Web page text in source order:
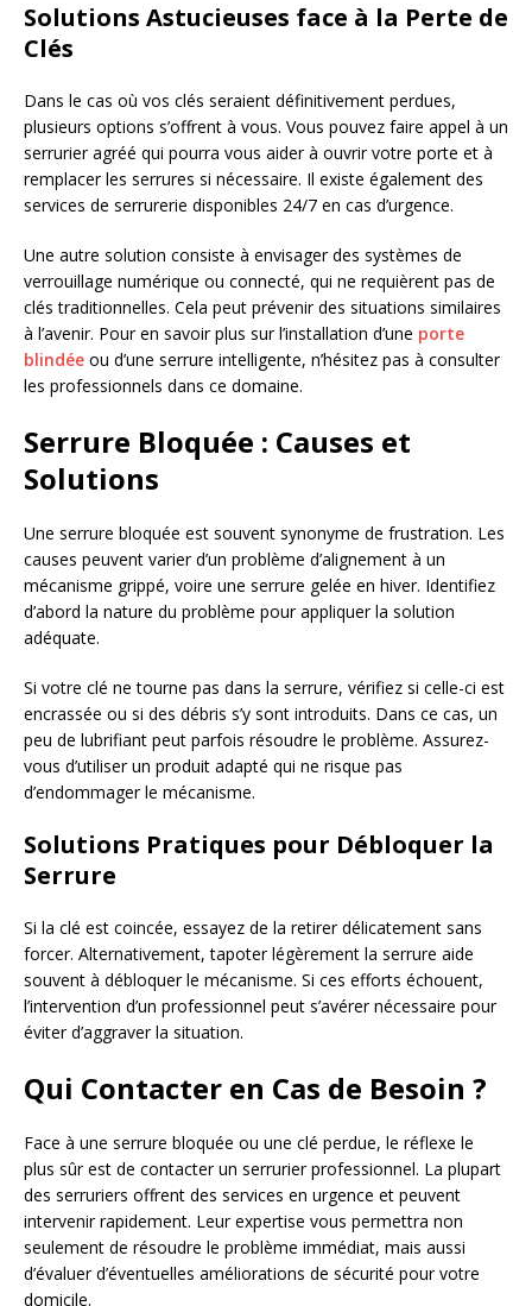
Solutions Astucieuses face à la Perte de
Clés
Dans le cas où vos clés seraient définitivement perdues,
plusieurs options s’offrent à vous. Vous pouvez faire appel à un
serrurier agréé qui pourra vous aider à ouvrir votre porte et à
remplacer les serrures si nécessaire. Il existe également des
services de serrurerie disponibles 24/7 en cas d’urgence.
Une autre solution consiste à envisager des systèmes de
verrouillage numérique ou connecté, qui ne requièrent pas de
clés traditionnelles. Cela peut prévenir des situations similaires
à l’avenir. Pour en savoir plus sur l’installation d’une porte
blindée ou d’une serrure intelligente, n’hésitez pas à consulter
les professionnels dans ce domaine.
Serrure Bloquée : Causes et
Solutions
Une serrure bloquée est souvent synonyme de frustration. Les
causes peuvent varier d’un problème d’alignement à un
mécanisme grippé, voire une serrure gelée en hiver. Identifiez
d’abord la nature du problème pour appliquer la solution
adéquate.
Si votre clé ne tourne pas dans la serrure, vérifiez si celle-ci est
encrassée ou si des débris s’y sont introduits. Dans ce cas, un
peu de lubrifiant peut parfois résoudre le problème. Assurez-
vous d’utiliser un produit adapté qui ne risque pas
d’endommager le mécanisme.
Solutions Pratiques pour Débloquer la
Serrure
Si la clé est coincée, essayez de la retirer délicatement sans
forcer. Alternativement, tapoter légèrement la serrure aide
souvent à débloquer le mécanisme. Si ces efforts échouent,
l’intervention d’un professionnel peut s’avérer nécessaire pour
éviter d’aggraver la situation.
Qui Contacter en Cas de Besoin ?
Face à une serrure bloquée ou une clé perdue, le réflexe le
plus sûr est de contacter un serrurier professionnel. La plupart
des serruriers offrent des services en urgence et peuvent
intervenir rapidement. Leur expertise vous permettra non
seulement de résoudre le problème immédiat, mais aussi
d’évaluer d’éventuelles améliorations de sécurité pour votre
domicile.